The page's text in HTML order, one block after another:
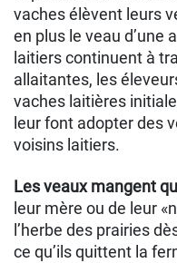
vaches élèvent leurs
en plus le veau d’une
laitiers continuent à
allaitantes, les
vaches laitières
leur font adopter des
voisins laitiers.
Les veaux mangent
leur mère ou de leur
l’herbe des prairies
ce qu’ils quittent la